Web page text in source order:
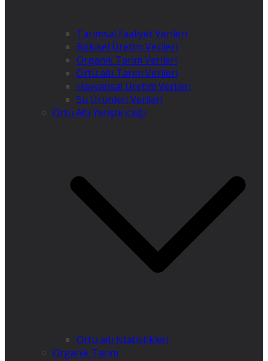
Tarımsal Faaliyet Verileri
Bitkisel Üretim Verileri
Organik Tarım Verileri
Örtü altı Tarım Verileri
Hayvansal Üretim Verileri
Su Ürünleri Verileri
Örtü Altı Yetiştiriciliği
Örtü altı İstatistikleri
Organik Tarım